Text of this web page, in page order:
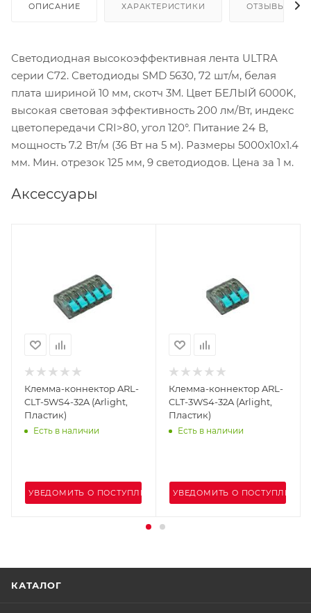
ОПИСАНИЕ ХАРАКТЕРИСТИКИ ОТЗЫВЫ
Светодиодная высокоэффективная лента ULTRA
серии C72. Светодиоды SMD 5630, 72 шт/м, белая
плата шириной 10 мм, скотч 3M. Цвет БЕЛЫЙ 6000K,
высокая световая эффективность 200 лм/Вт, индекс
цветопередачи CRI>80, угол 120°. Питание 24 В,
мощность 7.2 Вт/м (36 Вт на 5 м). Размеры 5000x10x1.4
мм. Мин. отрезок 125 мм, 9 светодиодов. Цена за 1 м.
Аксессуары
Клемма-коннектор ARL-
CLT-5WS4-32A (Arlight,
Пластик)
Есть в наличии
УВЕДОМИТЬ О ПОСТУПЛЕНИИ
Клемма-коннектор ARL-
CLT-3WS4-32A (Arlight,
Пластик)
Есть в наличии
УВЕДОМИТЬ О ПОСТУПЛЕНИИ
КАТАЛОГ